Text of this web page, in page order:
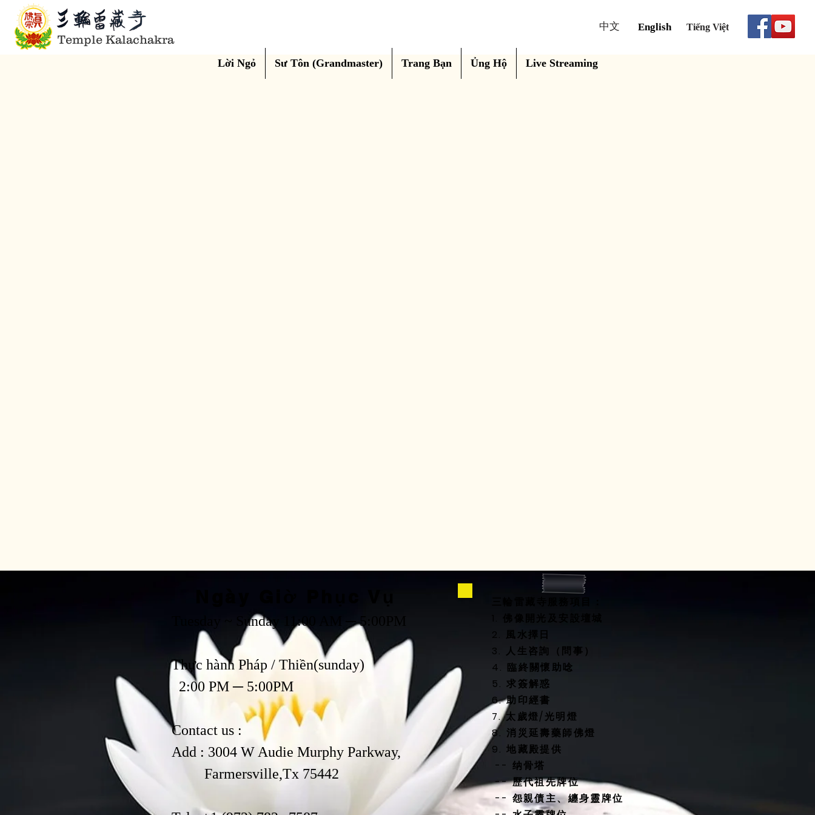
Temple Kalachakra
中文 English Tiếng Việt
Lời Ngỏ Sư Tôn (Grandmaster) Trang Bạn Ủng Hộ Live Streaming
Tuesday ~ Sunday 11:00 AM ─ 5:00PM
Thực hành Pháp / Thiền(sunday)
2:00 PM ─ 5:00PM
Contact us :
Add : 3004 W Audie Murphy Parkway,
Farmersville,Tx 75442
2. 風水擇日
3. 人生咨詢（問事）
4. 臨終關懷助唸
5. 求簽解惑
6. 助印經書
7. 太歲燈/光明燈
8. 消災延壽藥師佛燈
9. 地藏殿提供
-- 纳骨塔
-- 歷代祖先牌位
-- 怨親債主、纏身靈牌位